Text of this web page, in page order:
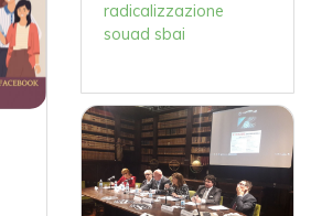
radicalizzazione
souad sbai